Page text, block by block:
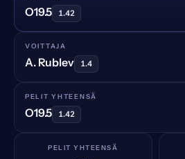
O19.5 1.42
VOITTAJA
A. Rublev 1.4
PELIT YHTEENSÄ
O19.5 1.42
PELIT YHTEENSÄ